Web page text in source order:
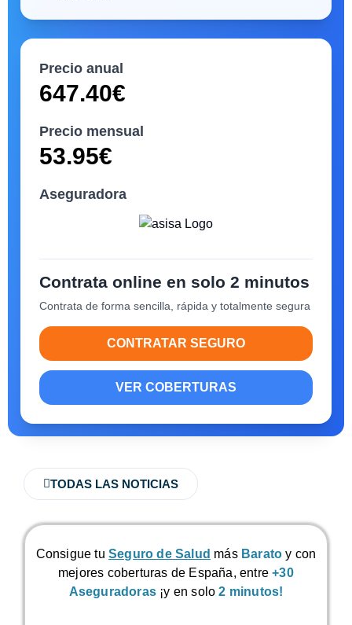
Precio anual
647.40€
Precio mensual
53.95€
Aseguradora
Contrata online en solo 2 minutos
Contrata de forma sencilla, rápida y totalmente segura
CONTRATAR SEGURO
VER COBERTURAS
TODAS LAS NOTICIAS
Consigue tu Seguro de Salud más Barato y con
mejores coberturas de España, entre+30
Aseguradoras ¡y en solo2 minutos!